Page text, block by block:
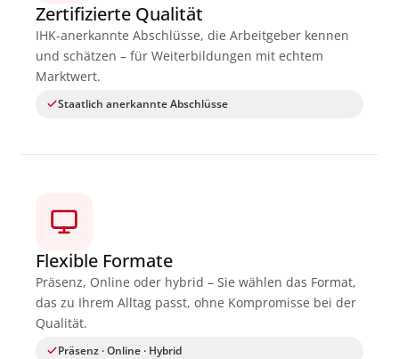
Zertifizierte Qualität
IHK-anerkannte Abschlüsse, die Arbeitgeber kennen
und schätzen – für Weiterbildungen mit echtem
Marktwert.
Staatlich anerkannte Abschlüsse
Flexible Formate
Präsenz, Online oder hybrid – Sie wählen das Format,
das zu Ihrem Alltag passt, ohne Kompromisse bei der
Qualität.
Präsenz · Online · Hybrid